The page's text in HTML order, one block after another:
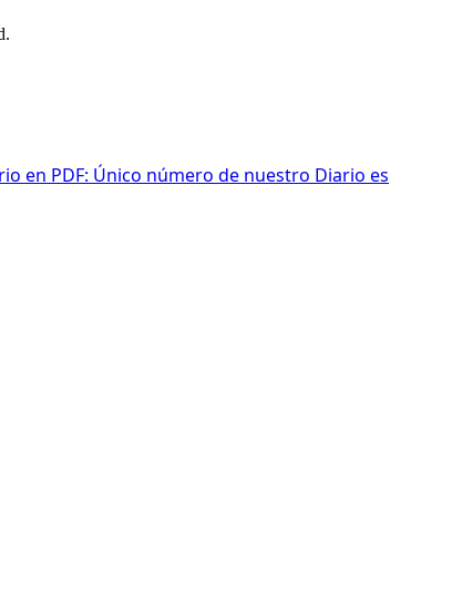
en PDF: Único número de nuestro Diario es